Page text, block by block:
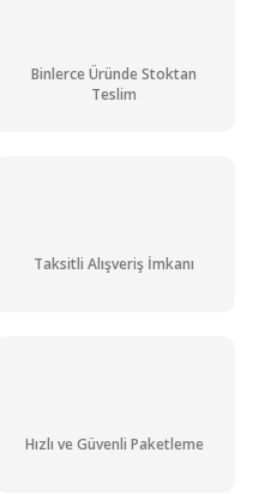
Binlerce Üründe Stoktan
Teslim
Taksitli Alışveriş İmkanı
Hızlı ve Güvenli Paketleme